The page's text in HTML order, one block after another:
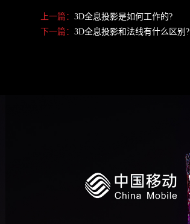
上一篇：3D全息投影是如何工作的?
下一篇：3D全息投影和法线有什么区别?